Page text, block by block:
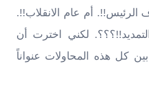
الرئيس!!. أم عام الانقلاب!!.
لكني اخترت أن
كل هذه المحاولات عنواناً